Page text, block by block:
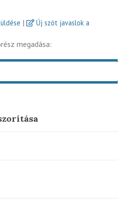
|
Új szót javaslok a
megadása: